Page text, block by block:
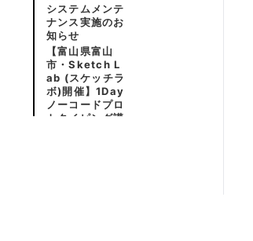
システムメンテ
ナンス実施のお
知らせ
【富山県富山
市・Sketch L
ab (スケッチラ
ボ)開催】1Day
ノーコードプロ
トタイピング講